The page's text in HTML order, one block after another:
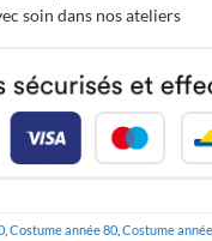
soin dans nos ateliers
Costume année 80 Costume